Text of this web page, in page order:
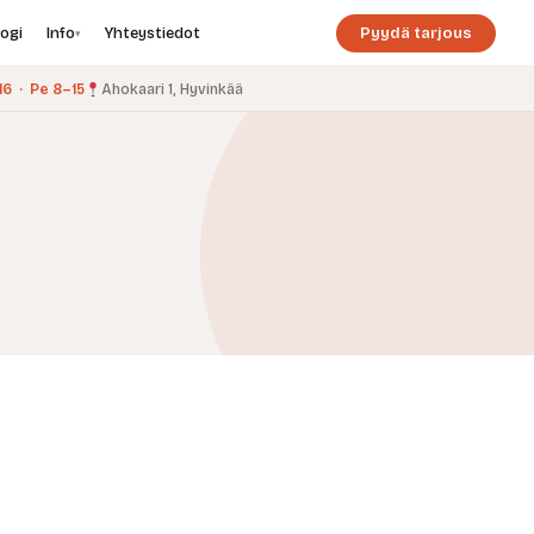
Info▾ Yhteystiedot Pyydä tarjous
· Pe 8–15 Ahokaari 1, Hyvinkää